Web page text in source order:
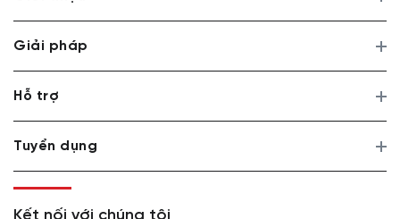
Giải pháp
Hỗ trợ
Tuyển dụng
Kết nối với chúng tôi